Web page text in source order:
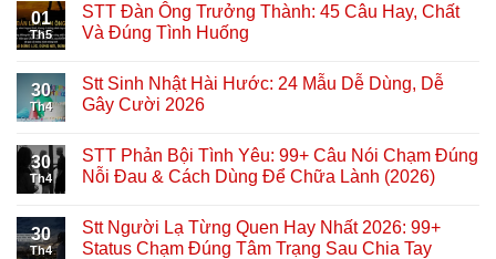
01
Th5
STT Đàn Ông Trưởng Thành: 45 Câu Hay, Chất
Và Đúng Tình Huống
30
Th4
Stt Sinh Nhật Hài Hước: 24 Mẫu Dễ Dùng, Dễ
Gây Cười 2026
30
Th4
STT Phản Bội Tình Yêu: 99+ Câu Nói Chạm Đúng
Nỗi Đau & Cách Dùng Để Chữa Lành (2026)
30
Th4
Stt Người Lạ Từng Quen Hay Nhất 2026: 99+
Status Chạm Đúng Tâm Trạng Sau Chia Tay